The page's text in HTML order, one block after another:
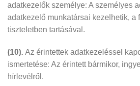
adatkezelők személye: A személyes
adatkezelő munkatársai kezelhetik, a
tiszteletben tartásával.
(10). Az érintettek adatkezeléssel
ismertetése: Az érintett bármikor,
hírlevélről.